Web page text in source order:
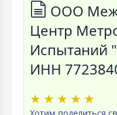
ООО
Центр
Испытаний
ИНН
★ ★ ★ ★ ★
Хотим поделиться